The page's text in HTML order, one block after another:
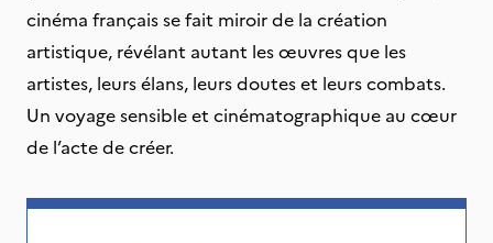
cinéma français se fait miroir de la création
artistique, révélant autant les œuvres que les
artistes, leurs élans, leurs doutes et leurs combats.
Un voyage sensible et cinématographique au cœur
de l’acte de créer.